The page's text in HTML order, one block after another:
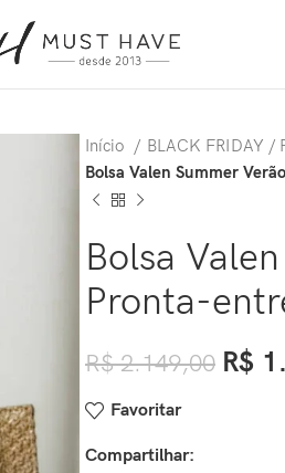
Início
BLACK FRIDAY /
Bolsa Valen Summer
Bolsa
Pronta-
R$2.149,00 R$
Favoritar
Compartilhar: